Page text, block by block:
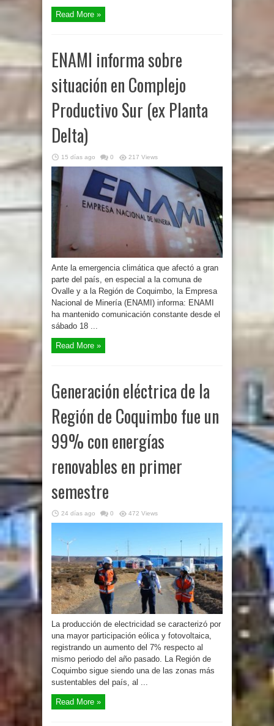
Read More »
ENAMI informa sobre
situación en Complejo
Productivo Sur (ex Planta
Delta)
15 días ago 0 217 Views
Ante la emergencia climática que afectó a gran
parte del país, en especial a la comuna de
Ovalle y a la Región de Coquimbo, la Empresa
Nacional de Minería (ENAMI) informa: ENAMI
ha mantenido comunicación constante desde el
sábado 18 ...
Read More »
Generación eléctrica de la
Región de Coquimbo fue un
99% con energías
renovables en primer
semestre
24 días ago 0 472 Views
La producción de electricidad se caracterizó por
una mayor participación eólica y fotovoltaica,
registrando un aumento del 7% respecto al
mismo periodo del año pasado. La Región de
Coquimbo sigue siendo una de las zonas más
sustentables del país, al ...
Read More »